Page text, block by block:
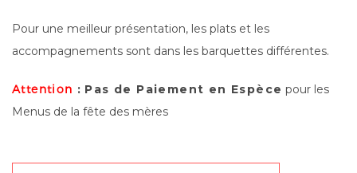
Pour une meilleur présentation, les plats et les
accompagnements sont dans les barquettes différentes.
Attention : Pas de Paiement en Espèce pour les
Menus de la fête des mères